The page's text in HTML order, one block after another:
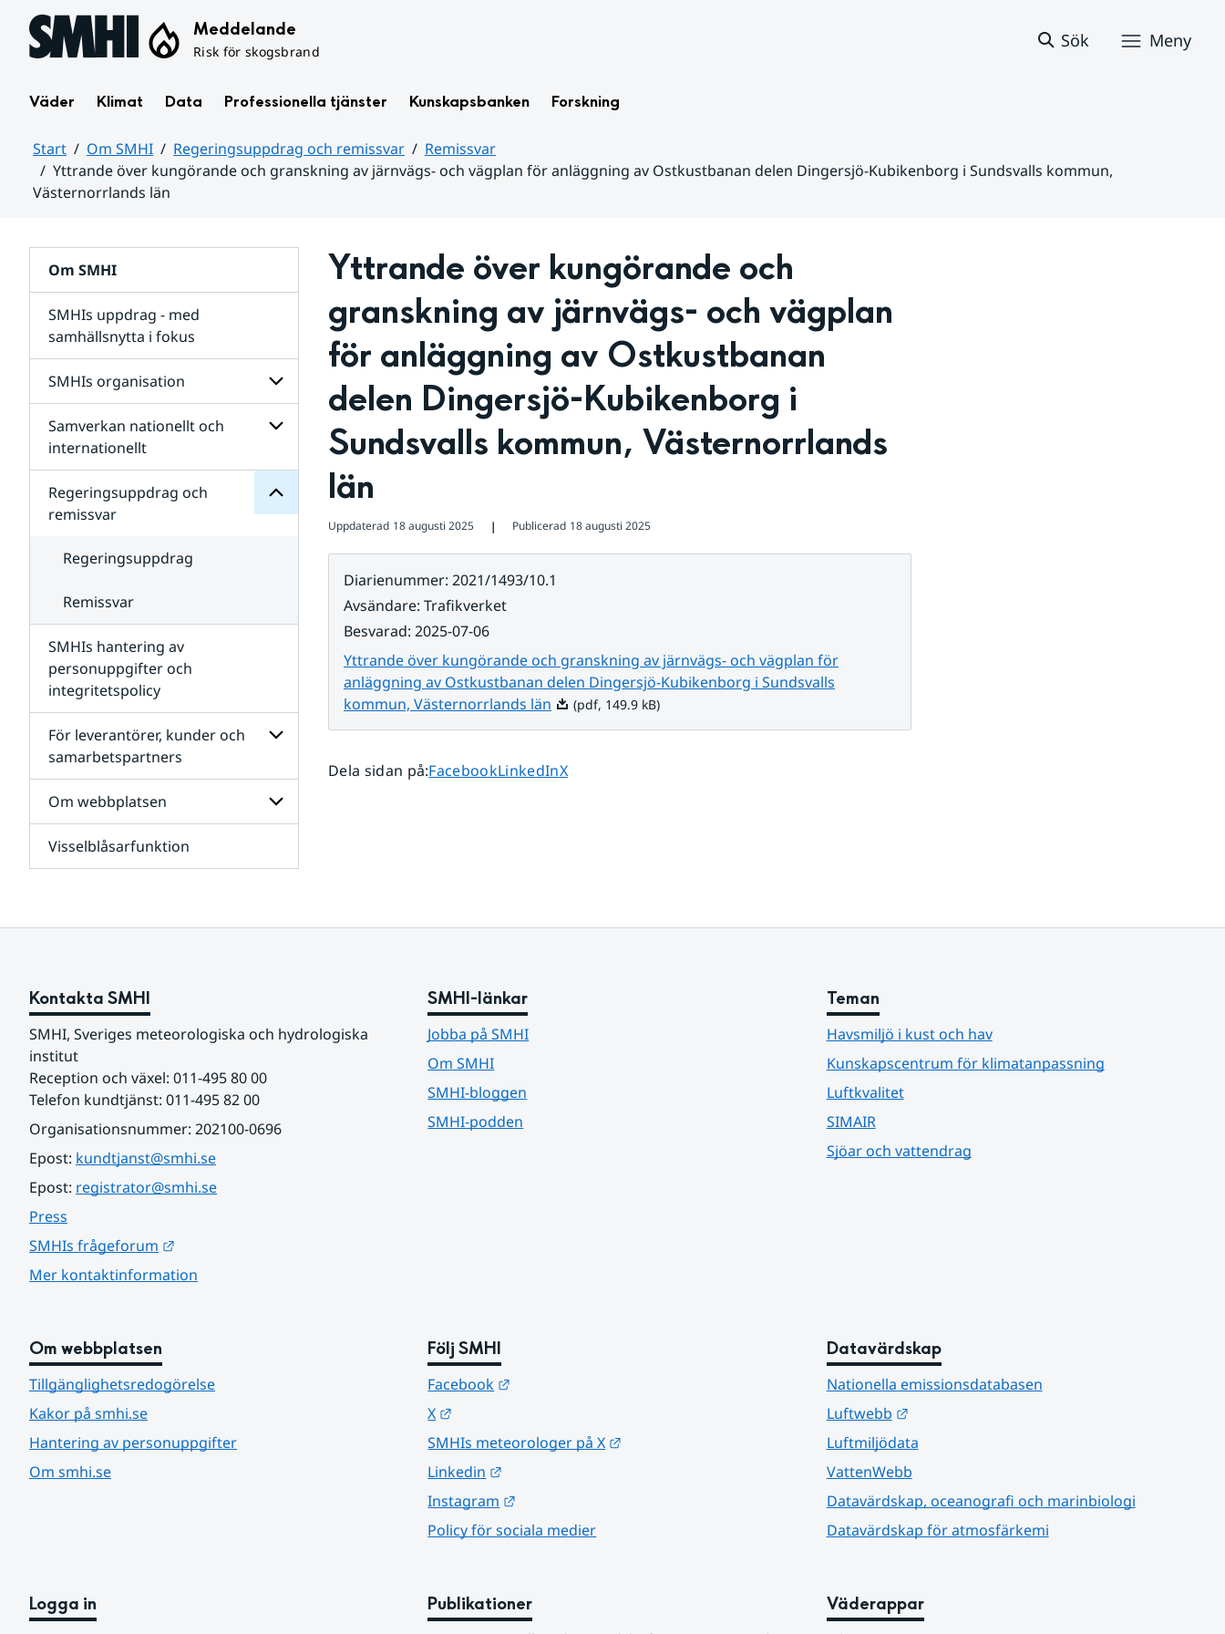
Hoppa till sidans innehåll Meddelande
Risk för skogsbrand
Sök Meny
Väder Klimat Data Professionella tjänster Kunskapsbanken Forskning
Start Om SMHI Regeringsuppdrag och remissvar
Remissvar
Yttrande över kungörande och granskning av järnvägs- och vägplan för anläggning av Ostkustbanan delen Dingersjö-Kubikenborg i Sundsvalls kommun,
Västernorrlands län
Om SMHI
SMHIs uppdrag - med
samhällsnytta i fokus
SMHIs organisation
Undersidor
organisation
Samverkan nationellt och
internationellt
Undersidor
för
internationellt
Regeringsuppdrag och
remissvar
för
Regeringsuppdrag
remissvar
Regeringsuppdrag
Remissvar
SMHIs hantering av
personuppgifter och
integritetspolicy
För leverantörer, kunder och
samarbetspartners
Undersidor
för
och
Om webbplatsen
för
Visselblåsarfunktion
Yttrande över kungörande och
granskning av järnvägs- och vägplan
för anläggning av Ostkustbanan
delen Dingersjö-Kubikenborg i
Sundsvalls kommun, Västernorrlands
län
Uppdaterad 18 augusti 2025 ❘ Publicerad 18 augusti 2025
Diarienummer: 2021/1493/10.1
Avsändare: Trafikverket
Besvarad: 2025-07-06
Yttrande över kungörande och granskning av järnvägs- och vägplan för
anläggning av Ostkustbanan delen Dingersjö-Kubikenborg i Sundsvalls
kommun, Västernorrlands länPdf, 149.9 kB.
(pdf, 149.9 kB)
Dela sidan på:Dela sidan på
FacebookDela sidan på
LinkedInDela sidan på
X
Kontakta SMHI
SMHI, Sveriges meteorologiska och hydrologiska
institut
Reception och växel: 011-495 80 00
Telefon kundtjänst: 011-495 82 00
Organisationsnummer: 202100-0696
Epost: kundtjanst@smhi.se
Epost: registrator@smhi.se
Press
SMHIs frågeforum
Mer kontaktinformation
SMHI-länkar
Jobba på SMHI
Om SMHI
SMHI-bloggen
SMHI-podden
Teman
Havsmiljö i kust och hav
Kunskapscentrum för klimatanpassning
Luftkvalitet
SIMAIR
Sjöar och vattendrag
Om webbplatsen
Tillgänglighetsredogörelse
Kakor på smhi.se
Hantering av personuppgifter
Om smhi.se
Följ SMHI
Facebook
X
SMHIs meteorologer på X
Linkedin
Instagram
Policy för sociala medier
Datavärdskap
Nationella emissionsdatabasen
Luftwebb
Länk till annan webbplats.
Luftmiljödata
VattenWebb
Datavärdskap, oceanografi och marinbiologi
Datavärdskap för atmosfärkemi
Logga in Publikationer Väderappar